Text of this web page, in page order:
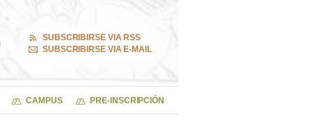
SUBSCRIBIRSE VIA RSS
SUBSCRIBIRSE VIA E-MAIL
CAMPUS PRE-INSCRIPCIÓN